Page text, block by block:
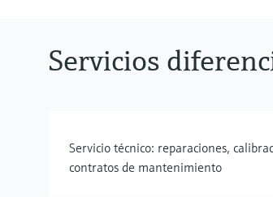
Servicios
Servicio técnico: reparaciones,
contratos de mantenimiento